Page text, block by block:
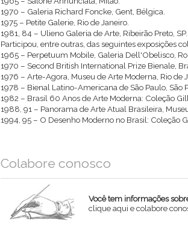
1970 – Galeria Richard Foncke, Gent, Bélgica.
1975 – Petite Galerie, Rio de Janeiro.
1981, 84 – Ulieno Galeria de Arte, Ribeirão Preto, SP.
Participou, entre outras, das seguintes exposições
1965 – Perpetuum Mobile, Galeria Dell'Obelisco,
1970 – Second British International Prize Bienale,
1976 – Arte-Agora, Museu de Arte Moderna, Rio de
1978 – Bienal Latino-Americana de São Paulo, São
1982 – Brasil 60 Anos de Arte Moderna: Coleção
1988, 91 – Panorama de Arte Atual Brasileira,
1994, 95 – O Desenho Moderno no Brasil: Coleção
Colabore conosco
Você tem informações
clique aqui e colabore